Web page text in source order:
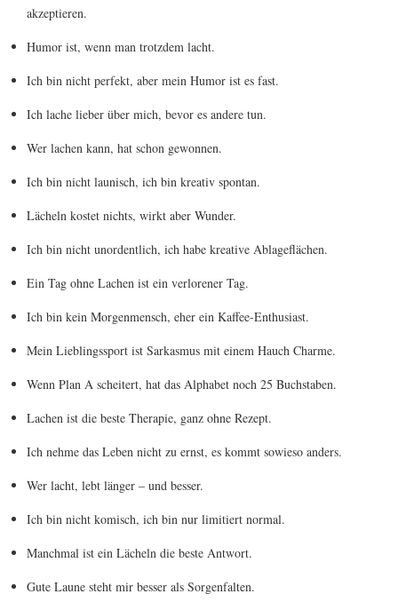
akzeptieren.
Humor ist, wenn man trotzdem lacht.
Ich bin nicht perfekt, aber mein Humor ist es fast.
Ich lache lieber über mich, bevor es andere tun.
Wer lachen kann, hat schon gewonnen.
Ich bin nicht launisch, ich bin kreativ spontan.
Lächeln kostet nichts, wirkt aber Wunder.
Ich bin nicht unordentlich, ich habe kreative Ablageflächen.
Ein Tag ohne Lachen ist ein verlorener Tag.
Ich bin kein Morgenmensch, eher ein Kaffee-Enthusiast.
Mein Lieblingssport ist Sarkasmus mit einem Hauch Charme.
Wenn Plan A scheitert, hat das Alphabet noch 25 Buchstaben.
Lachen ist die beste Therapie, ganz ohne Rezept.
Ich nehme das Leben nicht zu ernst, es kommt sowieso anders.
Wer lacht, lebt länger – und besser.
Ich bin nicht komisch, ich bin nur limitiert normal.
Manchmal ist ein Lächeln die beste Antwort.
Gute Laune steht mir besser als Sorgenfalten.